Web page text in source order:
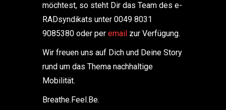
möchtest, so steht Dir das Team des e-
RADsyndikats unter 0049 8031
9085380 oder per email zur Verfügung.
Wir freuen uns auf Dich und Deine Story
rund um das Thema nachhaltige
Mobilität.
Breathe.Feel.Be.